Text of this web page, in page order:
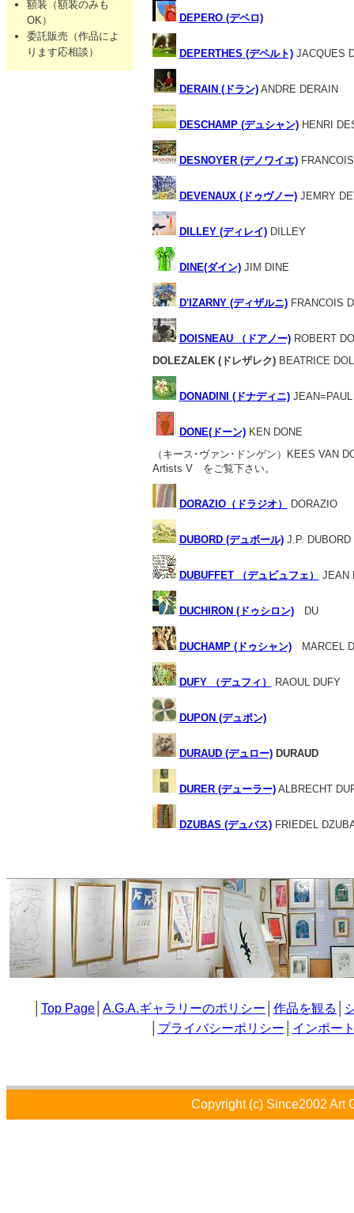
額装（額装のみも
OK）
委託販売（作品によ
ります応相談）
DEPERO (デペロ)
DEPERTHES (デペルト)JACQUES
DERAIN (ドラン)ANDRE DERAIN
DESCHAMP (デュシャン)HENRI
DESNOYER (デノワイエ)
DEVENAUX (ドゥヴノー)JEMRY
DILLEY (ディレイ)DILLEY
DINE(ダイン)JIM DINE
D'IZARNY (ディザルニ)FRANCOIS
DOISNEAU （ドアノー)ROBERT
DOLEZALEK (ドレザレク) BEATRICE
DONADINI (ドナディニ)JEAN=PAUL
DONE(ドーン)KEN DONE
（キース･ヴァン･ドンゲン）KEES VAN
Artists V をご覧下さい。
DORAZIO（ドラジオ） DORAZIO
DUBORD (デュボール)J.P. DUBORD
DUBUFFET （デュビュフェ） JEAN
DUCHIRON (ドゥシロン)DU
DUCHAMP (ドゥシャン)MARCEL
DUFY （デュフィ） RAOUL DUFY
DUPON (デュポン)
DURAUD (デュロー)DURAUD
DURER (デューラー)ALBRECHT
DZUBAS (デュバス)FRIEDEL
Top Page A.G.A.ギャラリーのポリシー 作品を観る
プライバシーポリシー インポー
Copyright (c) Since2002 Art